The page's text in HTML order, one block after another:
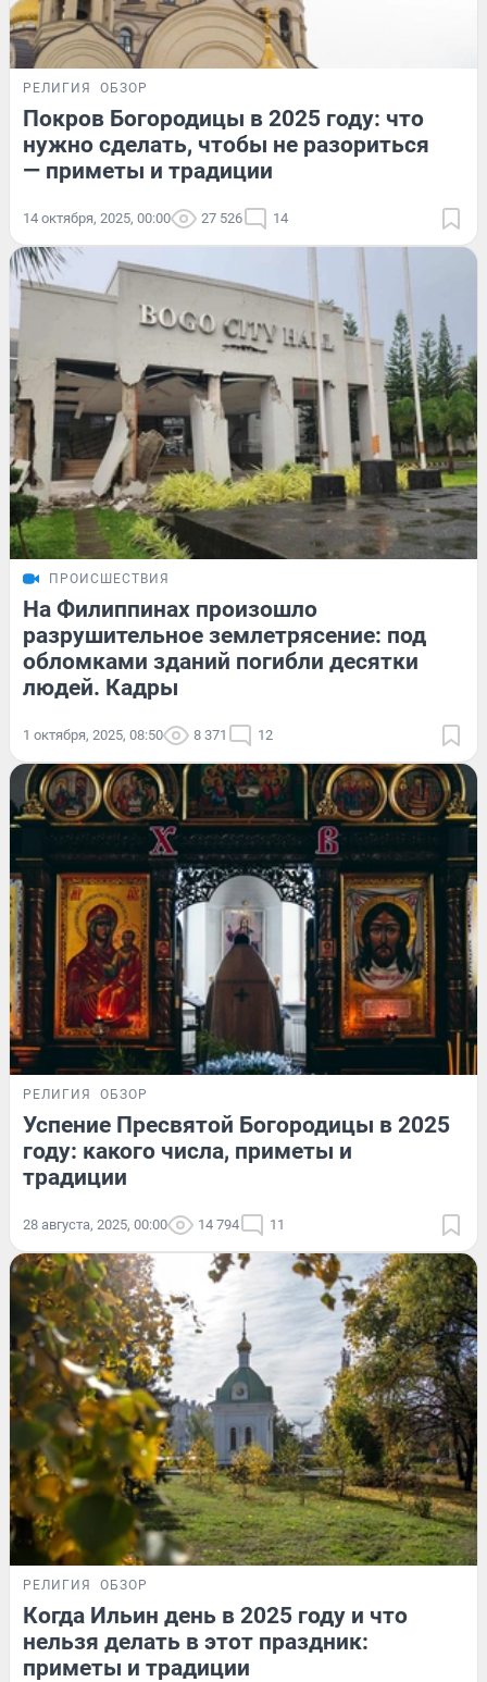
РЕЛИГИЯ ОБЗОР
Покров Богородицы в 2025 году: что
нужно сделать, чтобы не разориться
— приметы и традиции
14 октября, 2025, 00:00 27 526 14
ПРОИСШЕСТВИЯ
На Филиппинах произошло
разрушительное землетрясение: под
обломками зданий погибли десятки
людей. Кадры
1 октября, 2025, 08:50 8 371 12
РЕЛИГИЯ ОБЗОР
Успение Пресвятой Богородицы в 2025
году: какого числа, приметы и
традиции
28 августа, 2025, 00:00 14 794 11
РЕЛИГИЯ ОБЗОР
Когда Ильин день в 2025 году и что
нельзя делать в этот праздник:
приметы и традиции